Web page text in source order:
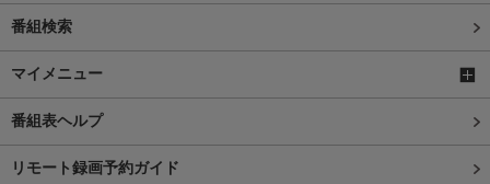
番組検索
マイメニュー
番組表ヘルプ
リモート録画予約ガイド